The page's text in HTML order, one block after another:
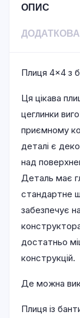
ОПИС
Плиця 4×4 з
Ця цікава
цеглинки
приємному
деталі є
над
Деталь має
стандартне
забезпечує
достатньо
конструкцій.
Де можна
Плиця із